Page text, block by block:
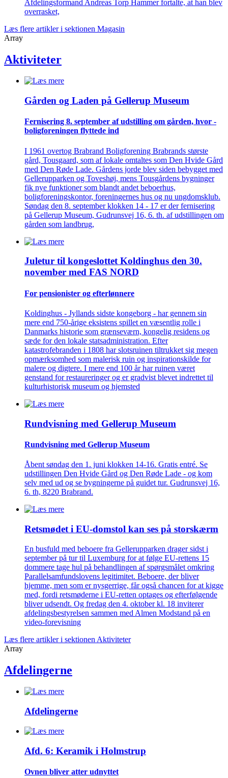
Afdelingsformand Andreas Torp Hammer fortalte, at han blev
overrasket,
Læs flere artikler i sektionen Magasin
Array
Aktiviteter
Gården og Laden på Gellerup Museum
Fernisering 8. september af ­udstilling om gården, hvor ­
bolig­foreningen flyttede ind
I 1961 overtog Brabrand Boligforening Brabrands største
gård, Tousgaard, som af lokale omtaltes som Den Hvide Gård
med Den Røde Lade. Gårdens jorde blev siden bebygget med
Gellerupparken og Toveshøj, mens Tousgårdens bygninger
fik nye funktioner som blandt andet beboerhus,
boligforeningskontor, foreningernes hus og nu ungdomsklub.
Søndag den 8. september klokken 14 - 17 er der fernisering
på Gellerup Museum, Gudrunsvej 16, 6. th. af udstillingen om
gården som landbrug,
Juletur til kongeslottet Koldinghus den 30.
november med FAS NORD
For pensionister og efterlønnere
Koldinghus - Jyllands sidste kongeborg - har gennem sin
mere end 750-årige eksistens spillet en væsentlig rolle i
Danmarks historie som grænseværn, kongelig residens og
sæde for den lokale statsadministration. Efter
katastrofebranden i 1808 har slotsruinen tiltrukket sig megen
opmærksomhed som malerisk ruin og inspirationskilde for
malere og digtere. I mere end 100 år har ruinen været
genstand for restaureringer og er gradvist blevet indrettet til
kulturhistorisk museum og hjemsted
Rundvisning med Gellerup Museum
Rundvisning med Gellerup Museum
Åbent søndag den 1. juni klokken 14-16. Gratis entré. Se
udstillingen Den Hvide Gård og Den Røde Lade - og kom
selv med ud og se bygningerne på guidet tur. Gudrunsvej 16,
6. th, 8220 Brabrand.
Retsmødet i EU-domstol kan ses på storskærm
En busfuld med beboere fra Gellerupparken drager sidst i
september på tur til Luxemburg for at følge EU-rettens 15
dommere tage hul på behandlingen af spørgsmålet omkring
Parallelsamfundslovens legitimitet. Beboere, der bliver
hjemme, men som er nysgerrige, får også chancen for at kigge
med, fordi retsmøderne i EU-retten optages og efterfølgende
bliver udsendt. Og fredag den 4. oktober kl. 18 inviterer
afdelingsbestyrelsen sammen med Almen Modstand på en
video-forevisning
Læs flere artikler i sektionen Aktiviteter
Array
Afdelingerne
Afdelingerne
Afd. 6: Keramik i Holmstrup
Ovnen bliver atter udnyttet